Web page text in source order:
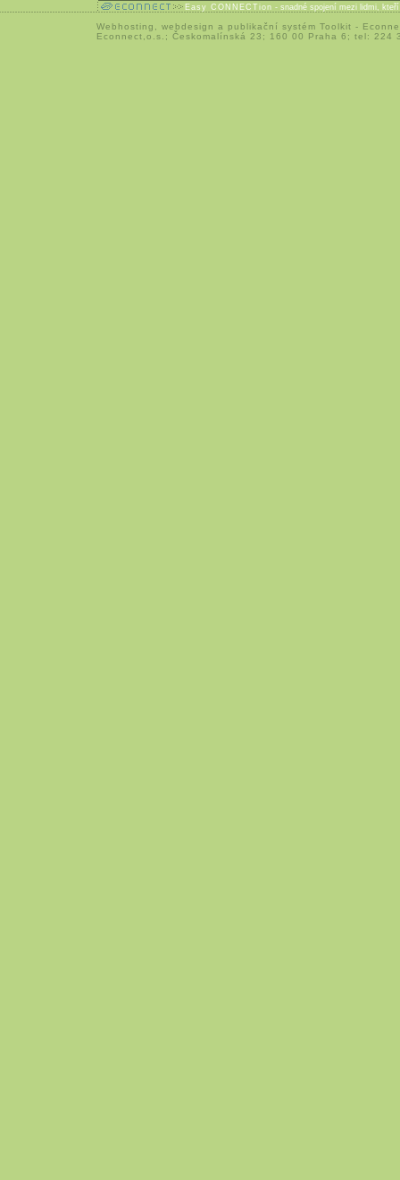
Easy CONNECTion - snadné spojení mezi lidmi,
Webhosting webdesign a publikační systém Toolkit -
Econnect,o.s.; Českomalínská 23; 160 00 Praha 6; tel: 224